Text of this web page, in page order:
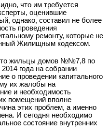
что им требуется
оценившие
однако, составил не более
проведения
ремонту, которые не
Жилищным кодексом.
жильцы домов №№7,8 по
года на собрании
о проведении капитального
их жалобы на
и необходимость
помещений вполне
этих проблем, а именно
И сегодня необходимо
состояние внутренних